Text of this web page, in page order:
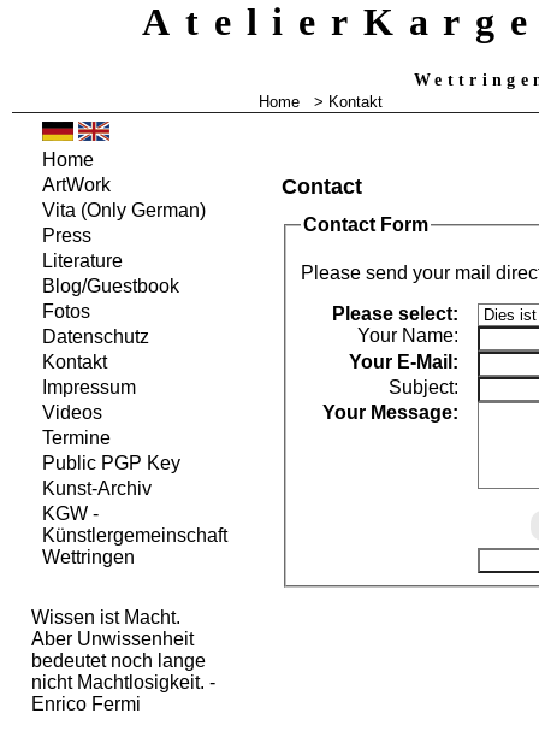
Home > Kontakt
Contact
Contact Form
Please send your mail
Please select:
Your Name:
Your E-Mail:
Subject:
Your Message:
Home
ArtWork
Vita (Only German)
Press
Literature
Blog/Guestbook
Fotos
Datenschutz
Kontakt
Impressum
Videos
Termine
Public PGP Key
Kunst-Archiv
KGW -
Künstlergemeinschaft
Wettringen
Wissen ist Macht.
Aber Unwissenheit
bedeutet noch lange
nicht Machtlosigkeit. -
Enrico Fermi